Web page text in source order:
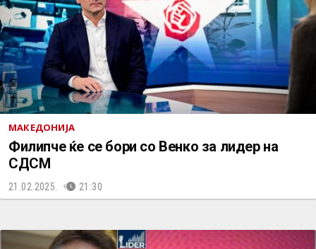
МАКЕДОНИЈА
Филипче ќе се бори со Венко за лидер на
СДСМ
21.02.2025. 21:30